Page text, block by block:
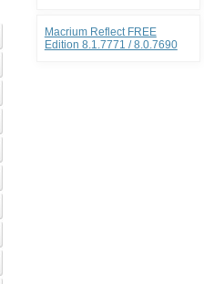
Macrium Reflect FREE
Edition 8.1.7771 / 8.0.7690